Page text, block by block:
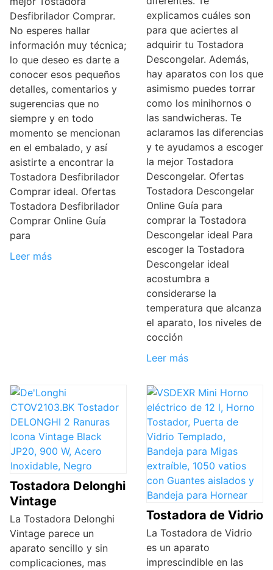
Desfibrilador Comprar.
No esperes hallar
información muy técnica;
lo que deseo es darte a
conocer esos pequeños
detalles, comentarios y
sugerencias que no
siempre y en todo
momento se mencionan
en el embalado, y así
asistirte a encontrar la
Tostadora Desfibrilador
Comprar ideal. Ofertas
Tostadora Desfibrilador
Comprar Online Guía
para
Leer más
explicamos cuáles son
para que aciertes al
adquirir tu Tostadora
Descongelar. Además,
hay aparatos con los que
asimismo puedes torrar
como los minihornos o
las sandwicheras. Te
aclaramos las diferencias
y te ayudamos a escoger
la mejor Tostadora
Descongelar. Ofertas
Tostadora Descongelar
Online Guía para
comprar la Tostadora
Descongelar ideal Para
escoger la Tostadora
Descongelar ideal
acostumbra a
considerarse la
temperatura que alcanza
el aparato, los niveles de
cocción
Leer más
Tostadora Delonghi
Vintage
La Tostadora Delonghi
Vintage parece un
aparato sencillo y sin
complicaciones, mas
Tostadora de Vidrio
La Tostadora de Vidrio
es un aparato
imprescindible en las